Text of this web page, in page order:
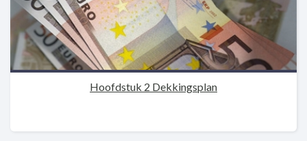
Hoofdstuk 2 Dekkingsplan